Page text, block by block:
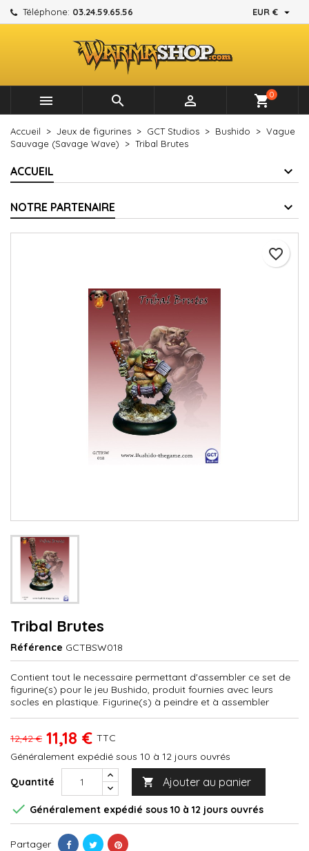
Téléphone: 03.24.59.65.56 EUR € 
   shopping_cart0
Accueil Jeux de figurines GCT Studios Bushido
Vague
Sauvage (Savage Wave)
Tribal Brutes
ACCUEIL
NOTRE PARTENAIRE
Tribal Brutes
Référence GCTBSW018
Contient tout le necessaire permettant d'assembler ce set de
figurine(s) pour le jeu Bushido, produit fournies avec leurs
socles en plastique. Figurine(s) à peindre et à assembler
12,42 € 11,18 € TTC
Généralement expédié sous 10 à 12 jours ouvrés
Quantité  Ajouter au panier
favorite_border
 Généralement expédié sous 10 à 12 jours ouvrés
Partager
Mes listes d'envies ×
Créer une nouvelle liste
Créer une liste d'envies ×
Nom de la liste d'envies
Annuler Créer une liste d'envies
Connexion ×
Vous devez être connecté pour ajouter des produits à
votre liste d'envies.